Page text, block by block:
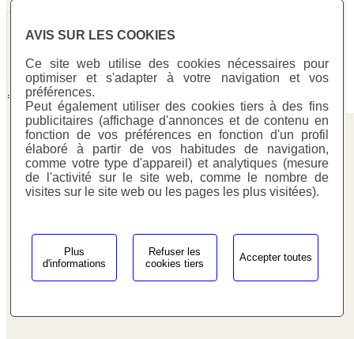
AVIS SUR LES COOKIES
Ce site web utilise des cookies nécessaires pour
optimiser et s'adapter à votre navigation et vos
préférences.
Peut également utiliser des cookies tiers à des fins
publicitaires (affichage d'annonces et de contenu en
fonction de vos préférences en fonction d'un profil
élaboré à partir de vos habitudes de navigation,
comme votre type d'appareil) et analytiques (mesure
de l'activité sur le site web, comme le nombre de
visites sur le site web ou les pages les plus visitées).
Plus
d'informations
Refuser les
cookies tiers
Accepter toutes
carbone Biaxial
Warning
Undefined array
key "cotitzacio"
in
/homepages/0/d334671725/htdocs/web3/seccio.php
on line391
Warning:
Undefined
variable
433
55.20 €
Carbono Racing
C/ Mestre Trias, 177
08223 - Terrassa (Barcelona)
Fax: 93 731 58 48
info@carbonoracing.com